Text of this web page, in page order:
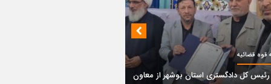
دیر؛ مسیر نجاتی که در بن‌بست
مانده است
پتروشیمی نوری بر سکوی طلای BRICS 2026
قوه قضائیه
رئیس کل دادگستری استان بوشهر از معاون